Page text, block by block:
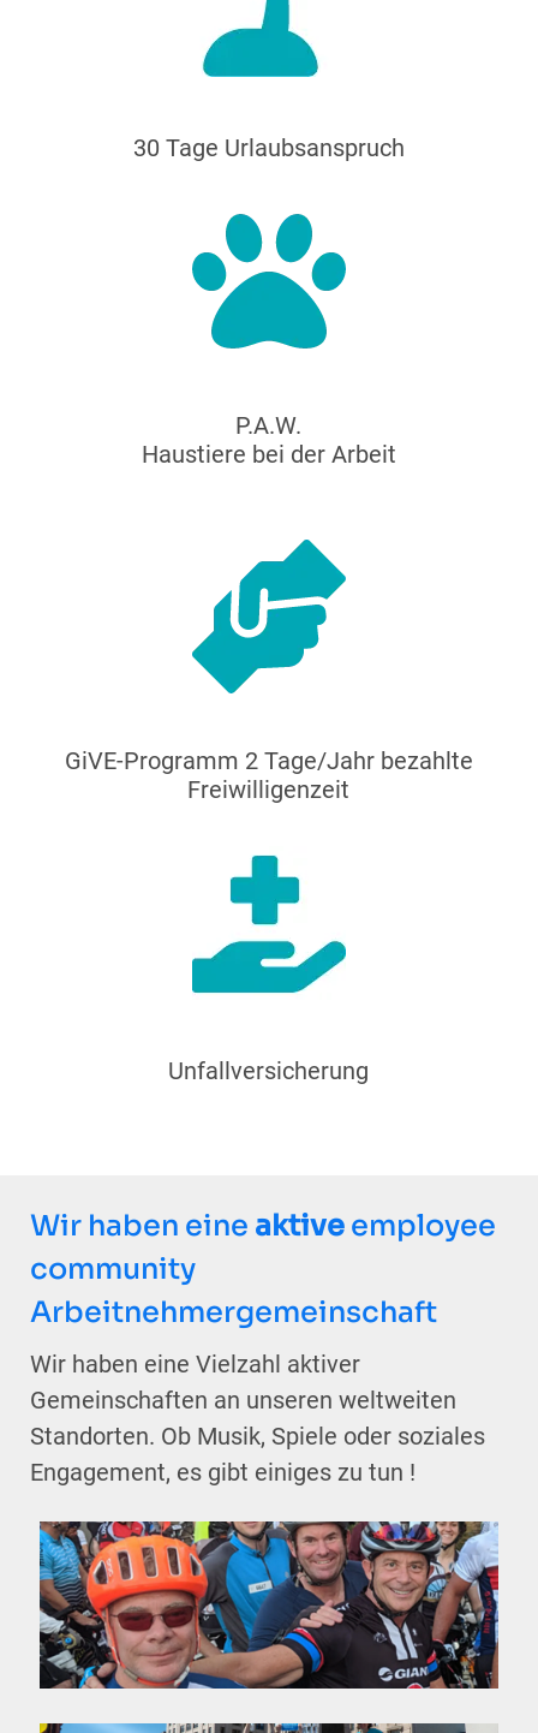
30 Tage Urlaubsanspruch
P.A.W.
Haustiere bei der Arbeit
GiVE-Programm 2 Tage/Jahr bezahlte
Freiwilligenzeit
Unfallversicherung
Wir haben eine aktive employee
community
Arbeitnehmergemeinschaft
Wir haben eine Vielzahl aktiver
Gemeinschaften an unseren weltweiten
Standorten. Ob Musik, Spiele oder soziales
Engagement, es gibt einiges zu tun !